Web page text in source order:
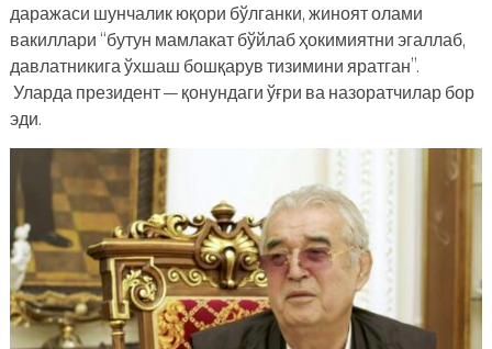
даражаси шунчалик юқори бўлганки, жиноят олами
вакиллари “бутун мамлакат бўйлаб ҳокимиятни эгаллаб,
давлатникига ўхшаш бошқарув тизимини яратган”.
Уларда президент — қонундаги ўғри ва назоратчилар бор
эди.